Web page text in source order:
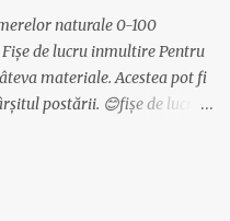
naturale 0-100
de lucru inmultire Pentru
materiale. Acestea pot fi
postării. 😊fișe de lucru
aici: